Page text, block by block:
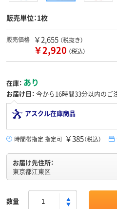
販売単位：1枚
販売価格 ￥2,655 （税抜き）
￥2,920 （税込）
在庫： あり
お届け日： 今から16時間33分以内のご
アスクル在庫商品
時間帯指定 指定可 ￥385（税込）
お届け先住所：
東京都江東区
数量